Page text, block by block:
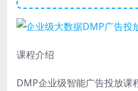
课程介绍
DMP企业级智能广告投放课